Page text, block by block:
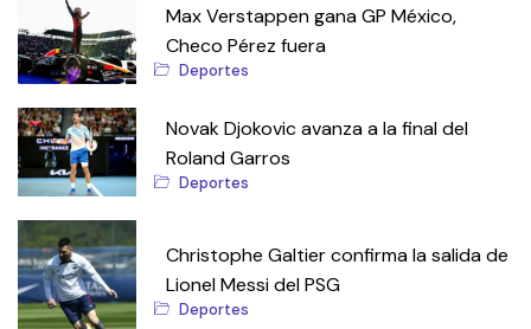
Max Verstappen gana GP México,
Checo Pérez fuera
Deportes
Novak Djokovic avanza a la final del
Roland Garros
Deportes
Christophe Galtier confirma la salida de
Lionel Messi del PSG
Deportes